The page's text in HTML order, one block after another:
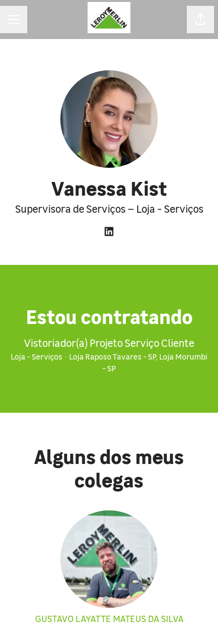
Vanessa Kist
Supervisora de Serviços – Loja - Serviços
Estou contratando
Vistoriador(a) Projeto Serviço Cliente
Loja - Serviços · Loja Raposo Tavares - SP, Loja Morumbi
- SP
Alguns dos meus
colegas
GUSTAVO LAYATTE MATEUS DA SILVA